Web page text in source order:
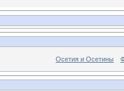
Осетия и Осетины